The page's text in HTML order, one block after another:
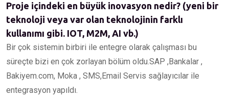
Proje içindeki en büyük inovasyon nedir? (yeni bir
teknoloji veya var olan teknolojinin farklı
kullanımı gibi. IOT, M2M, AI vb.)
Bir çok sistemin birbiri ile entegre olarak çalışması bu
süreçte bizi en çok zorlayan bölüm oldu.SAP ,Bankalar ,
Bakiyem.com, Moka , SMS,Email Servis sağlayıcılar ile
entegrasyon yapıldı.